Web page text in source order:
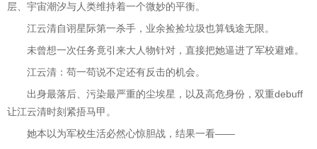
层、宇宙潮汐与人类维持着一个微妙的平衡。
江云清自诩星际第一杀手，业余捡捡垃圾也算钱途无限。
未曾想一次任务竟引来大人物针对，直接把她逼进了军校避难。
江云清：苟一苟说不定还有反击的机会。
出身最落后、污染最严重的尘埃星，以及高危身份，双重debuff
让江云清时刻紧捂马甲。
她本以为军校生活必然心惊胆战，结果一看——